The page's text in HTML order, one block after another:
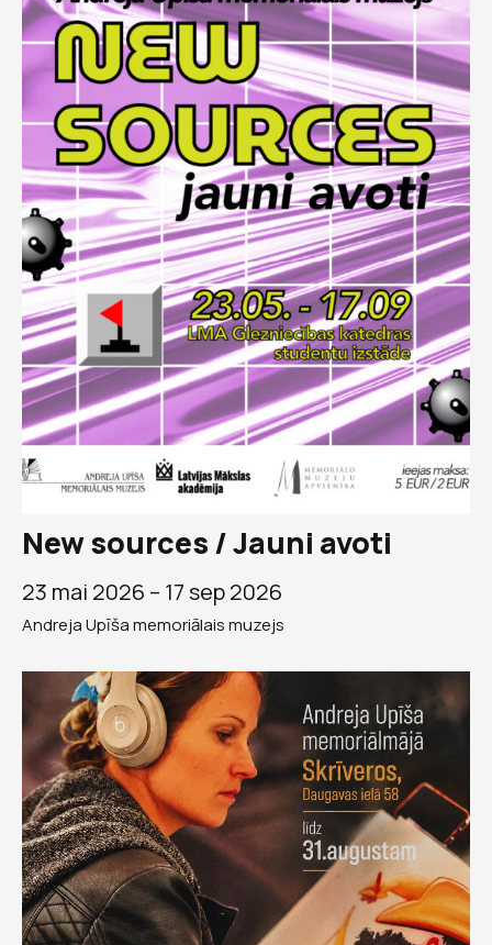
New sources / Jauni avoti
23 mai 2026 – 17 sep 2026
Andreja Upīša memoriālais muzejs